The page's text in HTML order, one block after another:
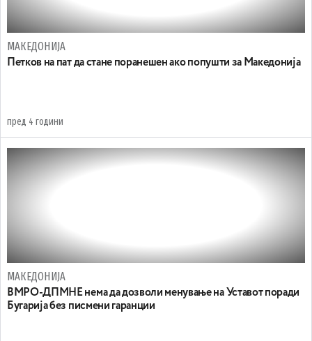
МАКЕДОНИЈА
Петков на пат да стане поранешен ако попушти за Македонија
пред 4 години
МАКЕДОНИЈА
ВМРО-ДПМНЕ нема да дозволи менување на Уставот поради
Бугарија без писмени гаранции